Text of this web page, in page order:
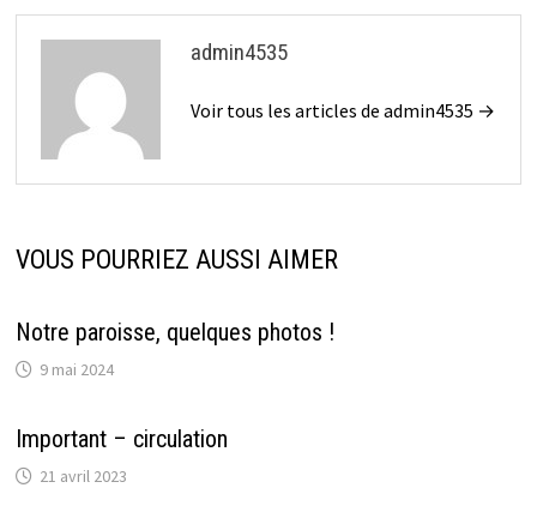
admin4535
Voir tous les articles de admin4535 →
VOUS POURRIEZ AUSSI AIMER
Notre paroisse, quelques photos !
9 mai 2024
Important – circulation
21 avril 2023